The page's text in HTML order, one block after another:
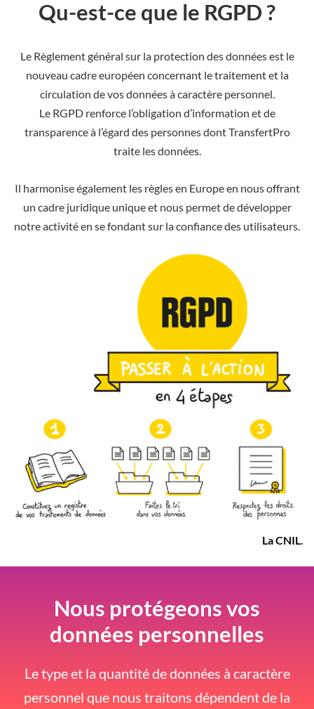
Qu-est-ce que le RGPD ?
Le Règlement général sur la protection des données est le
nouveau cadre européen concernant le traitement et la
circulation de vos données à caractère personnel.
Le RGPD renforce l’obligation d’information et de
transparence à l’égard des personnes dont TransfertPro
traite les données.
Il harmonise également les règles en Europe en nous offrant
un cadre juridique unique et nous permet de développer
notre activité en se fondant sur la confiance des utilisateurs.
La CNIL.
Nous protégeons vos
données personnelles
Le type et la quantité de données à caractère
personnel que nous traitons dépendent de la